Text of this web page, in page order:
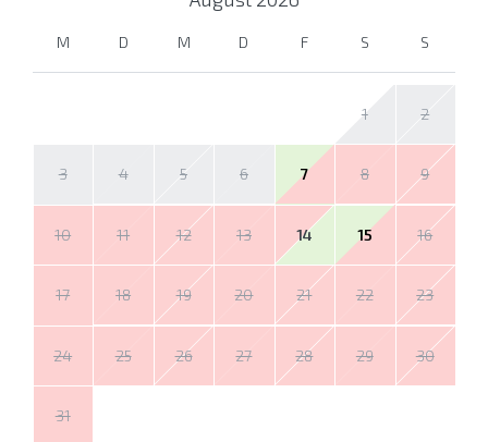
M D M D F S S
1 2
3 4 5 6 7 8 9
10 11 12 13 14 15 16
17 18 19 20 21 22 23
24 25 26 27 28 29 30
31